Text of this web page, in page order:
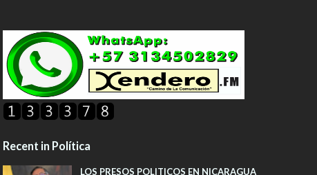
Recent in Política
LOS PRESOS POLITICOS EN NICARAGUA